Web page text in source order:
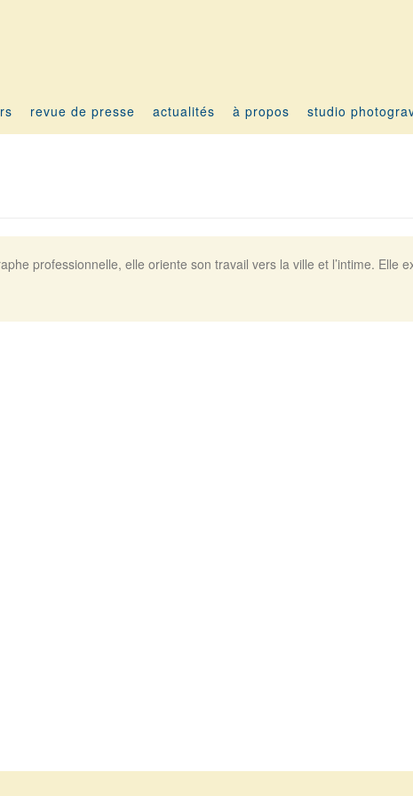
revue de presse actualités à propos studio
professionnelle, elle oriente son travail vers la ville et l’intime. Elle